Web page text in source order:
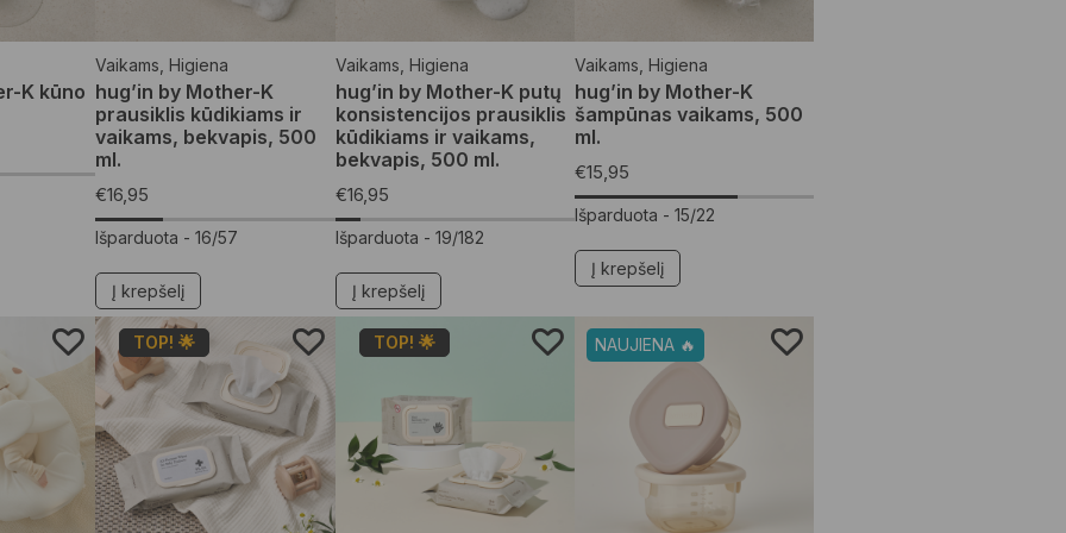
K kūno
Vaikams ,Higiena
hug’in by Mother-K
prausiklis kūdikiams ir
vaikams, bekvapis, 500
ml.
€16,95
Išparduota -16/57
Į krepšelį
Vaikams Higiena
hug’in by Mother-K putų
konsistencijos prausiklis
kūdikiams ir vaikams,
bekvapis, 500 ml.
€16,95
Išparduota - 19/182
Į krepšelį
Vaikams Higiena
hug’in by Mother-K
šampūnas vaikams, 500
ml.
€15,95
Išparduota - 15/22
Į krepšelį
TOP! 🌟 TOP! 🌟 NAUJIENA 🔥